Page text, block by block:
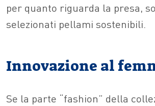
per quanto riguarda la presa,
selezionati pellami sostenibili.
Innovazione al
Se la parte “fashion” della